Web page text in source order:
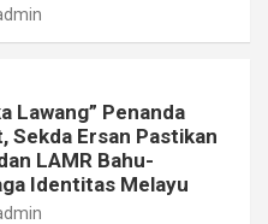
Lawang” Penanda
Sekda Ersan Pastikan
LAMR Bahu-
Identitas Melayu